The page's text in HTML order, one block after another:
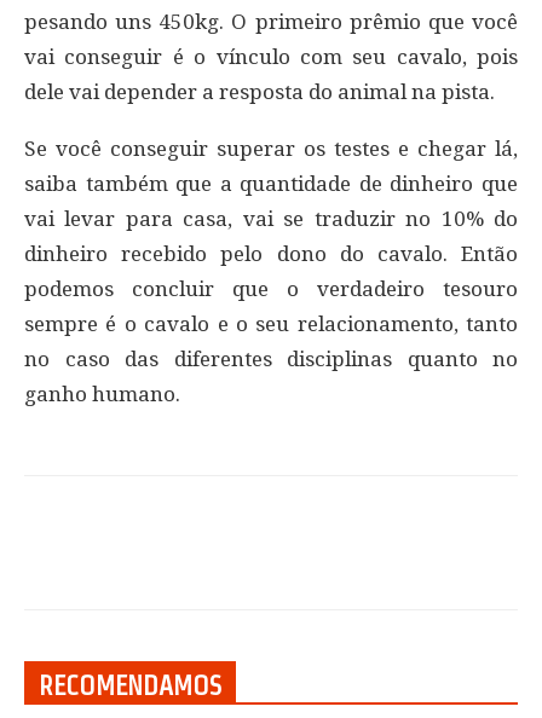
pesando uns 450kg. O primeiro prêmio que você
vai conseguir é o vínculo com seu cavalo, pois
dele vai depender a resposta do animal na pista.
Se você conseguir superar os testes e chegar lá,
saiba também que a quantidade de dinheiro que
vai levar para casa, vai se traduzir no 10% do
dinheiro recebido pelo dono do cavalo. Então
podemos concluir que o verdadeiro tesouro
sempre é o cavalo e o seu relacionamento, tanto
no caso das diferentes disciplinas quanto no
ganho humano.
RECOMENDAMOS